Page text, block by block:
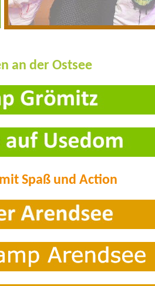
an der Ostsee
Spaß und Action